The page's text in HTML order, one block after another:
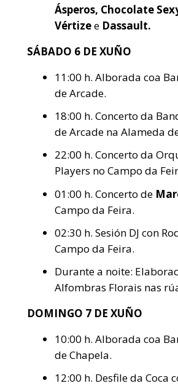
Ásperos, Chocolate
Vértizee Dassault.
SÁBADO 6 DE XUÑO
11:00 h. Alborada coa
de Arcade.
18:00 h. Concerto da
de Arcade na Alameda
22:00 h. Concerto da
Players no Campo da
01:00 h. Concerto de
Campo da Feira.
02:30 h. Sesión DJ con
Campo da Feira.
Durante a noite:
Alfombras Florais nas
DOMINGO 7 DE XUÑO
10:00 h. Alborada coa
de Chapela.
12:00 h. Desfile da Coca